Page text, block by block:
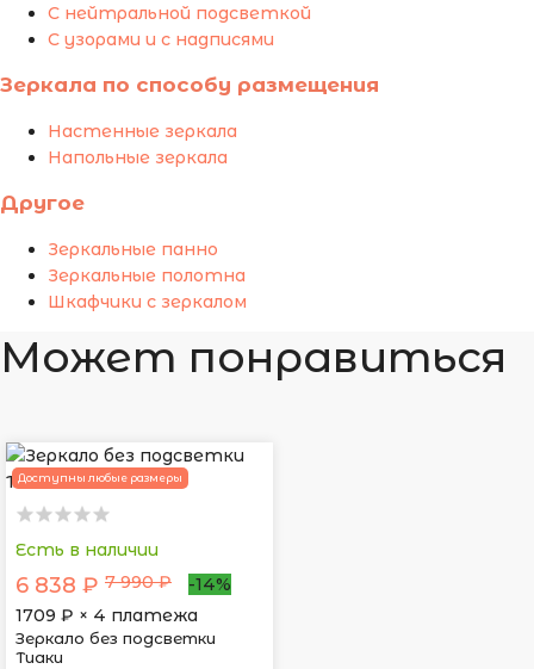
С нейтральной подсветкой
С узорами и с надписями
Зеркала по способу размещения
Настенные зеркала
Напольные зеркала
Другое
Зеркальные панно
Зеркальные полотна
Шкафчики с зеркалом
Может понравиться
Доступны любые размеры
Есть в наличии
6 838 ₽ 7 990 ₽
-14%
1709 ₽ × 4 платежа
Зеркало без подсветки
Тиаки